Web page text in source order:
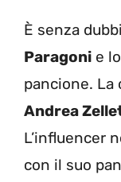
È senza
Paragoni e
pancione. La
Andrea
L’influencer
con il suo